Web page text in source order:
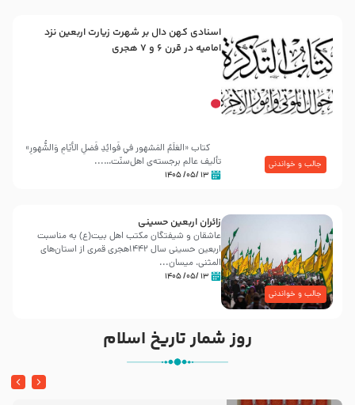
جالب و خواندنی
اسنادی کهن دال بر شهرت زیارت اربعین نزد
امامیه در قرن ۶ و ۷ هجری
کتاب «العَلَمُ المَشهور في فَوائِدِ فَضلِ الأيّامِ وَالشُّهورِ»
تألیف عالم برجسته‌ی اهل‌سنّت…...
۱۳ /۰۵/ ۱۴۰۵
جالب و خواندنی
زائران اربعین حسینی
عاشقان و شیفتگان مکتب اهل بیت(ع) به مناسبت
اربعین حسینی سال ۱۴۴۲هجری قمری از استان‌های
المثنی، میسان...
۱۳ /۰۵/ ۱۴۰۵
روز شمار تاریخ اسلام